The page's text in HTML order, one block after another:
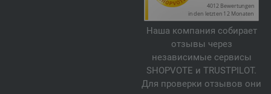
Наша компания собирает
отзывы через
независимые сервисы
SHOPVOTE и TRUSTPILOT.
Для проверки отзывов они